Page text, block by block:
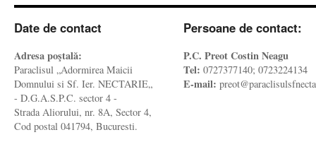
Date de contact
Adresa poştală:
Paraclisul „Adormirea Maicii
Domnului si Sf. Ier. NECTARIE„
- D.G.A.S.P.C. sector 4 -
Strada Aliorului, nr. 8A, Sector 4,
Cod postal 041794, Bucuresti.
Persoane de contact:
P.C. Preot Costin Neagu
Tel: 0727377140; 0723224134
E-mail: